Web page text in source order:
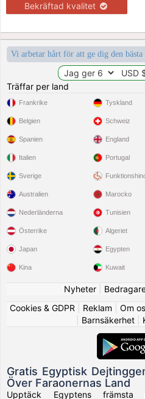
Bekräftad kvalitet
Vi arbetar hårt för att ge dig den
Träffar per land
Frankrike
Belgien
Spanien
Italien
Sverige
Tyskland
Schweiz
England
Portugal
Australien
Nederländerna
Österrike
Japan
Kina
Marocko
Tunisien
Algeriet
Egypten
Kuwait
Nyheter|
Cookies & GDPR
Reklam Om
Barnsäkerhet|
Gratis Egyptisk
Över Faraonernas Land
Upptäck Egyptens främsta